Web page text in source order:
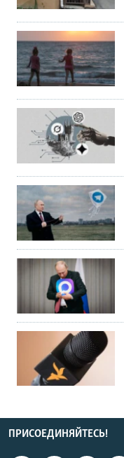
ПРИСОЕДИНЯЙТЕСЬ!